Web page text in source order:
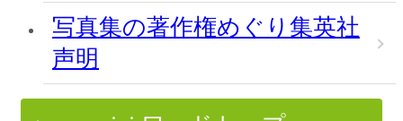
写真集の著作権めぐり集英社
声明